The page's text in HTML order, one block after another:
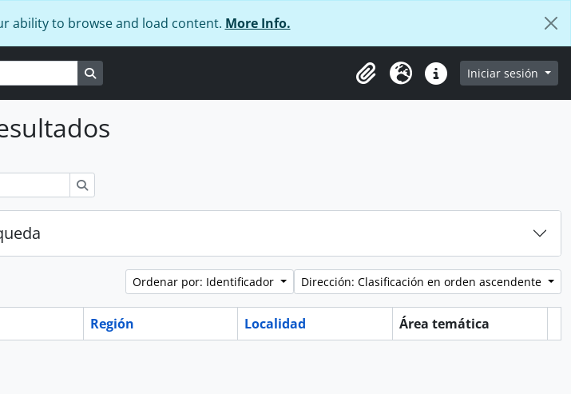
ability to browse and load content. More Info.
Portapapeles
Idioma Enlaces rápidos
Iniciar sesión
Ordenar por: Identificador Dirección: Clasificación en orden ascendente
Región Localidad
Área temática